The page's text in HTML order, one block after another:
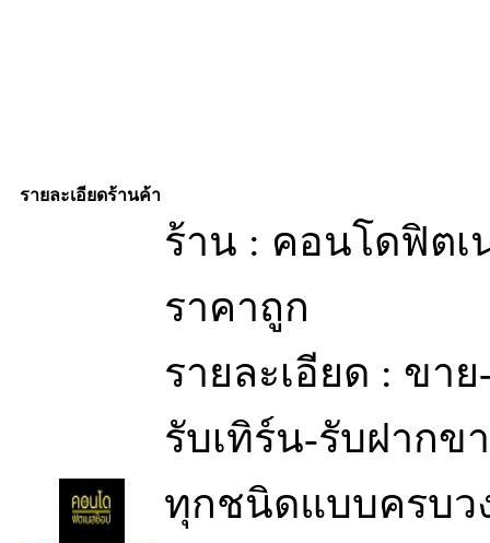
รายละเอียดร้านค้า
ร้าน : คอนโดฟิตเ
ราคาถูก
รายละเอียด : ขา
รับเทิร์น-รับฝากข
ทุกชนิดแบบครบวง